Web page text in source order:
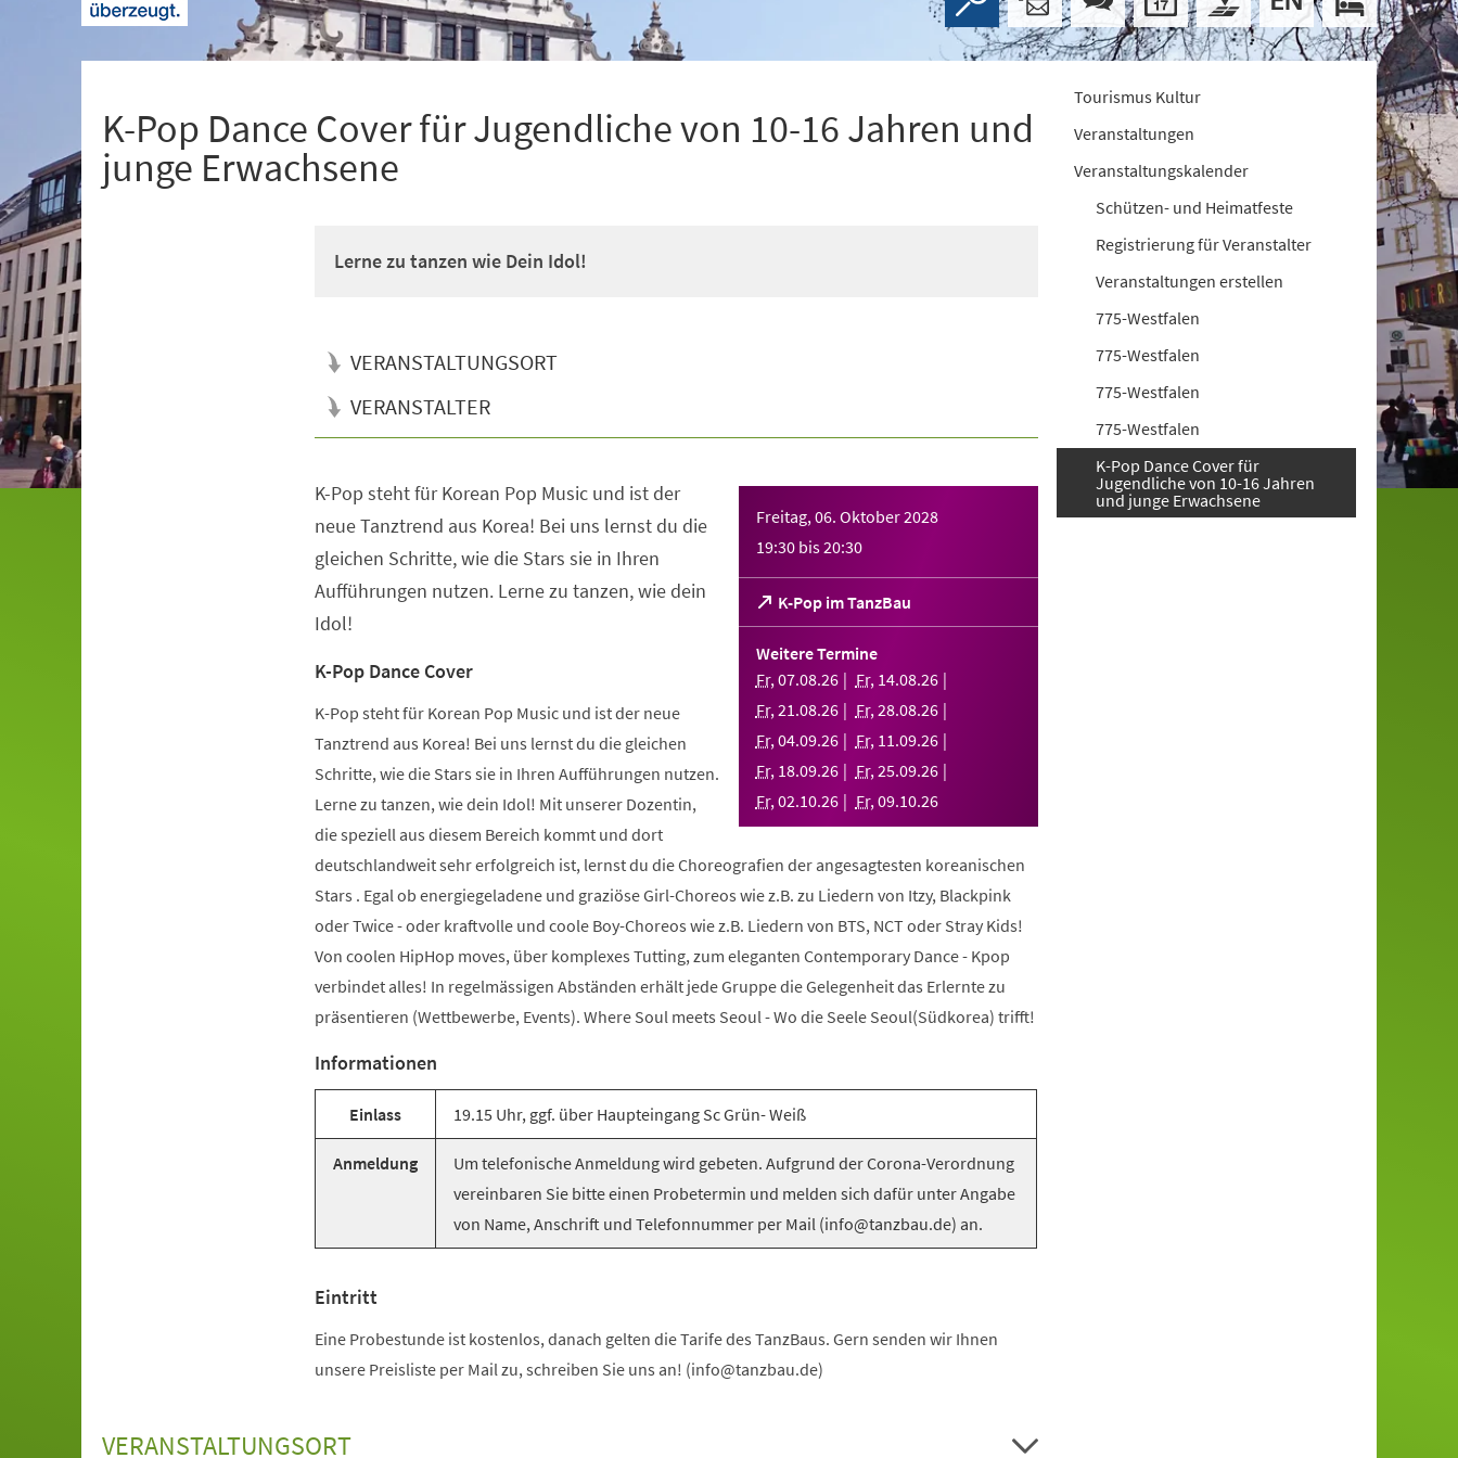
K-Pop Dance Cover für Jugendliche von 10-16 Jahren und
junge Erwachsene
Lerne zu tanzen wie Dein Idol!
VERANSTALTUNGSORT
VERANSTALTER
Freitag, 06. Oktober 2028
19:30 bis20:30
K-Pop im TanzBau
(Öffnet
in
einem
Tab)
Weitere Termine
Fr,07.08.26 Fr, 14.08.26
Fr,21.08.26 Fr,28.08.26
Fr,04.09.26 Fr, 11.09.26
Fr, 18.09.26 Fr,25.09.26
Fr,02.10.26 Fr,09.10.26
K-Pop steht für Korean Pop Music und ist der
neue Tanztrend aus Korea! Bei uns lernst du die
gleichen Schritte, wie die Stars sie in Ihren
Aufführungen nutzen. Lerne zu tanzen, wie dein
Idol!
K-Pop Dance Cover
K-Pop steht für Korean Pop Music und ist der neue
Tanztrend aus Korea! Bei uns lernst du die gleichen
Schritte, wie die Stars sie in Ihren Aufführungen nutzen.
Lerne zu tanzen, wie dein Idol! Mit unserer Dozentin,
die speziell aus diesem Bereich kommt und dort
deutschlandweit sehr erfolgreich ist, lernst du die Choreografien der angesagtesten koreanischen
Stars . Egal ob energiegeladene und graziöse Girl-Choreos wie z.B. zu Liedern von Itzy, Blackpink
oder Twice - oder kraftvolle und coole Boy-Choreos wie z.B. Liedern von BTS, NCT oder Stray Kids!
Von coolen HipHop moves, über komplexes Tutting, zum eleganten Contemporary Dance - Kpop
verbindet alles! In regelmässigen Abständen erhält jede Gruppe die Gelegenheit das Erlernte zu
präsentieren (Wettbewerbe, Events). Where Soul meets Seoul - Wo die Seele Seoul(Südkorea) trifft!
Informationen
Einlass 19.15 Uhr, ggf. über Haupteingang Sc Grün- Weiß
Anmeldung
Um telefonische Anmeldung wird gebeten. Aufgrund der Corona-Verordnung
vereinbaren Sie bitte einen Probetermin und melden sich dafür unter Angabe
von Name, Anschrift und Telefonnummer per Mail (info@tanzbau.de) an.
Eintritt
Eine Probestunde ist kostenlos, danach gelten die Tarife des TanzBaus. Gern senden wir Ihnen
unsere Preisliste per Mail zu, schreiben Sie uns an! (info@tanzbau.de)
VERANSTALTUNGSORT
Tourismus Kultur
Veranstaltungen
Veranstaltungskalender
Schützen- und Heimatfeste
Registrierung für Veranstalter
Veranstaltungen erstellen
775-Westfalen
775-Westfalen
775-Westfalen
775-Westfalen
K-Pop Dance Cover für
Jugendliche von 10-16 Jahren
und junge Erwachsene